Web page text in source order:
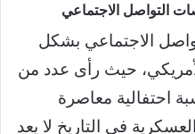
التواصل الاجتماعي
الاجتماعي بشكل
حيث رأى عدد من
احتفالية معاصرة
في التاريخ لا يعد